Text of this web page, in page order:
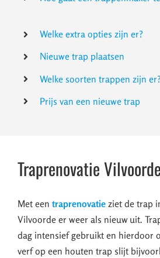
Welke extra opties zijn er?
Nieuwe trap plaatsen
Welke soorten trappen zijn
Prijs van een nieuwe trap
Traprenovatie Vilvoorde
Met een traprenovatie ziet de trap
Vilvoorde er weer als nieuw uit.
dag intensief gebruikt en hierdoor
verf op een houten trap slijt